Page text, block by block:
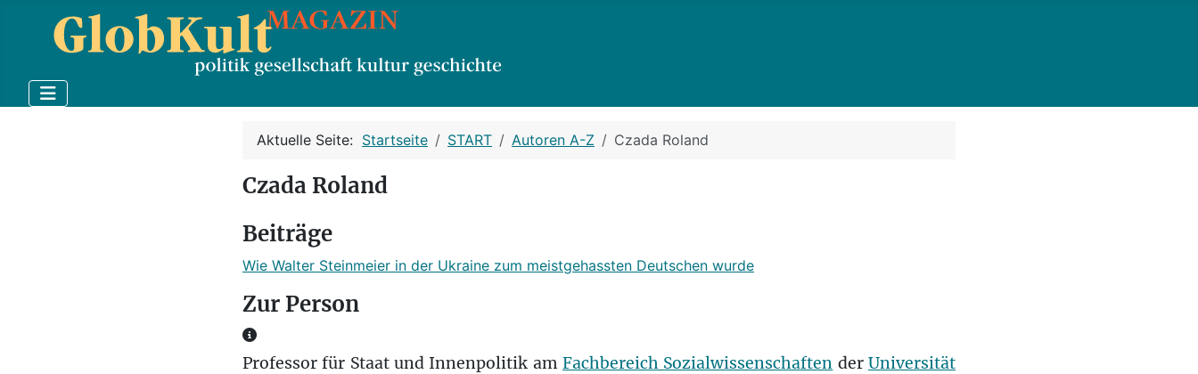
Aktuelle Seite: Startseite START Autoren A-Z Czada Roland
Czada Roland
Beiträge
Wie Walter Steinmeier in der Ukraine zum meistgehassten Deutschen wurde
Zur Person
Zur Person
Professor für Staat und Innenpolitik am Fachbereich Sozialwissenschaften derUniversität